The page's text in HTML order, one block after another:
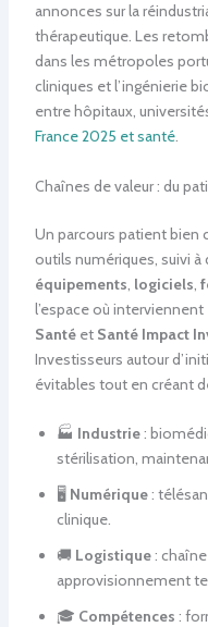
annonces sur la
thérapeutique. Les
dans les métropoles
cliniques et l’ingénierie
entre hôpitaux,
France 2025 et santé.
Chaînes de valeur : du
Un parcours patient bien
outils numériques, suivi
équipements logiciels
l’espace où interviennent
Santéet Santé Impact
Investisseurs autour
évitables tout en créant
🏭 Industrie:
stérilisation,
🖥️ Numérique:
clinique.
🚚 Logistique: chaîne
approvisionnement
🎓 Compétences :